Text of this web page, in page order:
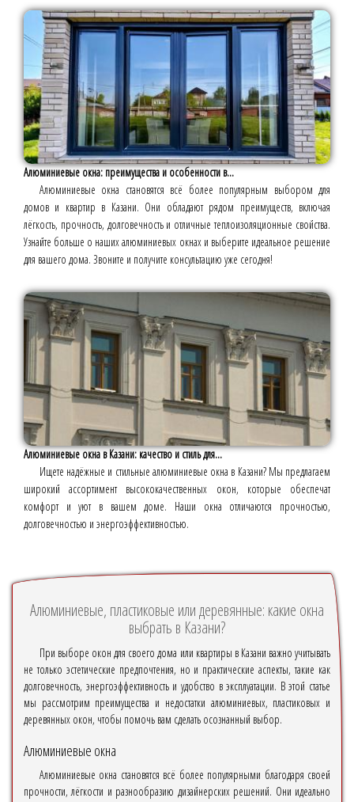
Алюминиевые окна: преимущества и особенности в...
Алюминиевые окна становятся всё более популярным выбором для
домов и квартир в Казани. Они обладают рядом преимуществ, включая
лёгкость, прочность, долговечность и отличные теплоизоляционные свойства.
Узнайте больше о наших алюминиевых окнах и выберите идеальное решение
для вашего дома. Звоните и получите консультацию уже сегодня!
Алюминиевые окна в Казани: качество и стиль для...
Ищете надёжные и стильные алюминиевые окна в Казани? Мы предлагаем
широкий ассортимент высококачественных окон, которые обеспечат
комфорт и уют в вашем доме. Наши окна отличаются прочностью,
долговечностью и энергоэффективностью.
Алюминиевые, пластиковые или деревянные: какие окна
выбрать в Казани?
При выборе окон для своего дома или квартиры в Казани важно учитывать
не только эстетические предпочтения, но и практические аспекты, такие как
долговечность, энергоэффективность и удобство в эксплуатации. В этой статье
мы рассмотрим преимущества и недостатки алюминиевых, пластиковых и
деревянных окон, чтобы помочь вам сделать осознанный выбор.
Алюминиевые окна
Алюминиевые окна становятся всё более популярными благодаря своей
прочности, лёгкости и разнообразию дизайнерских решений. Они идеально